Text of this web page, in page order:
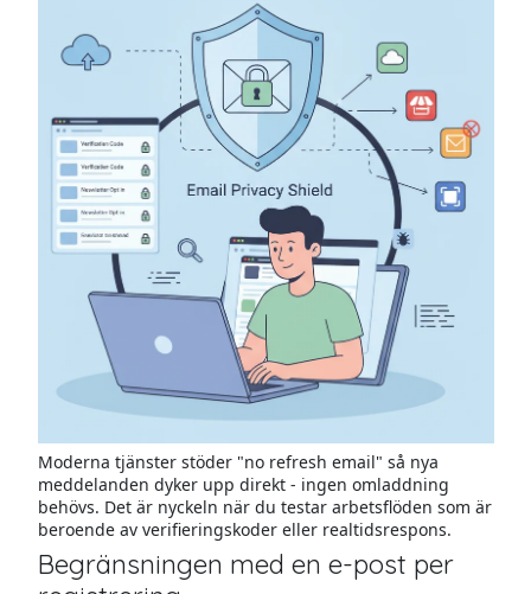
Moderna tjänster stöder "no refresh email" så nya
meddelanden dyker upp direkt - ingen omladdning
behövs. Det är nyckeln när du testar arbetsflöden som är
beroende av verifieringskoder eller realtidsrespons.
Begränsningen med en e-post per